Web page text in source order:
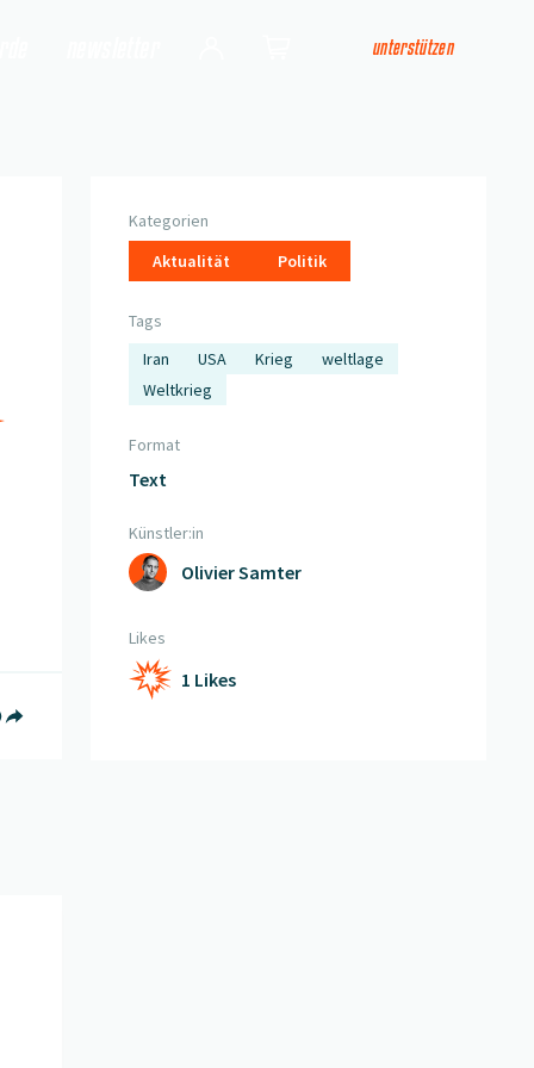
unterstützen
teilen
teilen
Whatsapp teilen
Teilen
Kategorien
Aktualität
Politik
Tags
Iran
USA Krieg
weltlage
Weltkrieg
Format
Text
Künstler:in
Olivier Samter
Likes
1 Likes